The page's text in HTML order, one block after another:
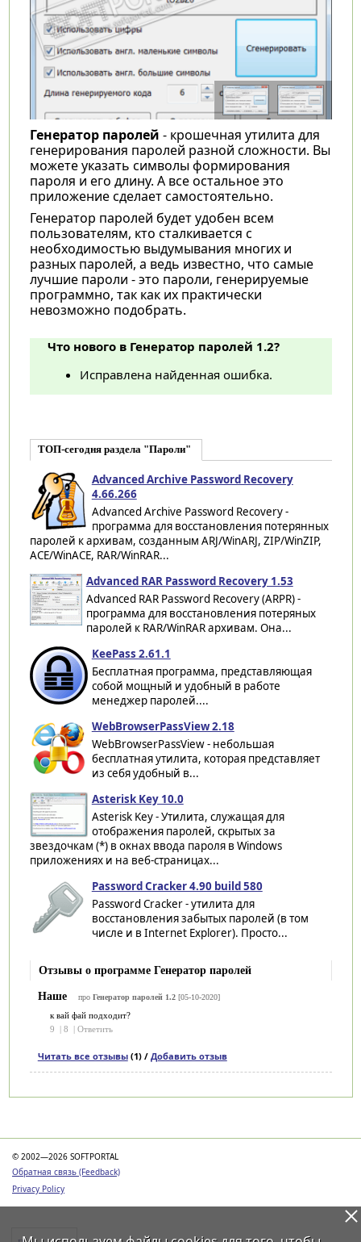
Генератор паролей - крошечная утилита для
генерирования паролей разной сложности. Вы
можете указать символы формирования
пароля и его длину. А все остальное это
приложение сделает самостоятельно.
Генератор паролей будет удобен всем
пользователям, кто сталкивается с
необходимостью выдумывания многих и
разных паролей, а ведь известно, что самые
лучшие пароли - это пароли, генерируемые
программно, так как их практически
невозможно подобрать.
Что нового в Генератор паролей 1.2?
Исправлена найденная ошибка.
ТОП-сегодня раздела "Пароли"
Advanced Archive Password Recovery
4.66.266
Advanced Archive Password Recovery -
программа для восстановления потерянных
паролей к архивам, созданным ARJ/WinARJ, ZIP/WinZIP,
ACE/WinACE, RAR/WinRAR...
Advanced RAR Password Recovery 1.53
Advanced RAR Password Recovery (ARPR) -
программа для восстановления потеряных
паролей к RAR/WinRAR архивам. Она...
KeePass 2.61.1
Бесплатная программа, представляющая
собой мощный и удобный в работе
менеджер паролей....
WebBrowserPassView 2.18
WebBrowserPassView - небольшая
бесплатная утилита, которая представляет
из себя удобный в...
Asterisk Key 10.0
Asterisk Key - Утилита, служащая для
отображения паролей, скрытых за
звездочкам (*) в окнах ввода пароля в Windows
приложениях и на веб-страницах...
Password Cracker 4.90 build 580
Password Cracker - утилита для
восстановления забытых паролей (в том
числе и в Internet Explorer). Просто...
Отзывы о программе Генератор паролей
Наше
про Генератор паролей 1.2[05-10-2020]
к вай фай подходит?
9
8 Ответить
Читать все отзывы(1) / Добавить отзыв
© 2002—2026 SOFTPORTAL
Обратная связь (Feedback)
Privacy Policy